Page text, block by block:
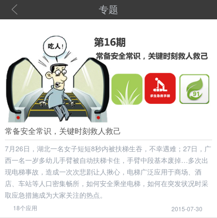
专题
常备安全常识，关键时刻救人救己
7月26日，湖北一名女子短短8秒内被扶梯生吞，不幸遇难；27日，广
西一名一岁多幼儿手臂被自动扶梯卡住，手臂中段基本废掉…多次出
现电梯事故，造成一次次悲剧让人揪心，电梯广泛应用于商场、酒
店、车站等人口密集畅所，如何安全乘坐电梯，如何在突发状况时采
取应急措施成为大家关注的热点。
18个应用 2015-07-30